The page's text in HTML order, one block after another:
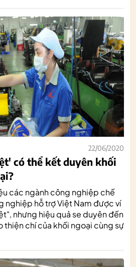
22/06/2020
có thể kết duyên khối
các ngành công nghiệp chế
nghiệp hỗ trợ Việt Nam được ví
nhưng hiệu quả se duyên đến
thiện chí của khối ngoại cùng sự